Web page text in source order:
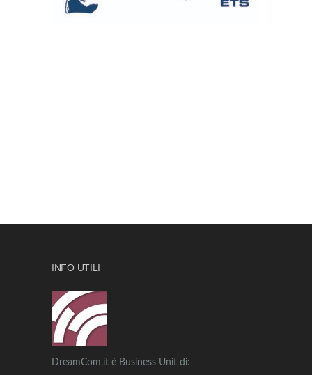
INFO UTILI
DreamCom,it è Business Unit di: